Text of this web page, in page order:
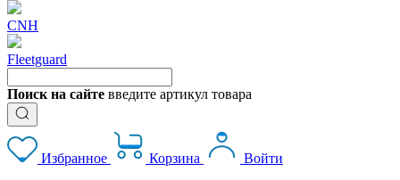
CNH
Fleetguard
Поиск на сайте введите артикул товара
Избранное Корзина
Войти